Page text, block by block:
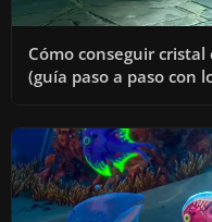
Cómo conseguir
(guía paso a paso con